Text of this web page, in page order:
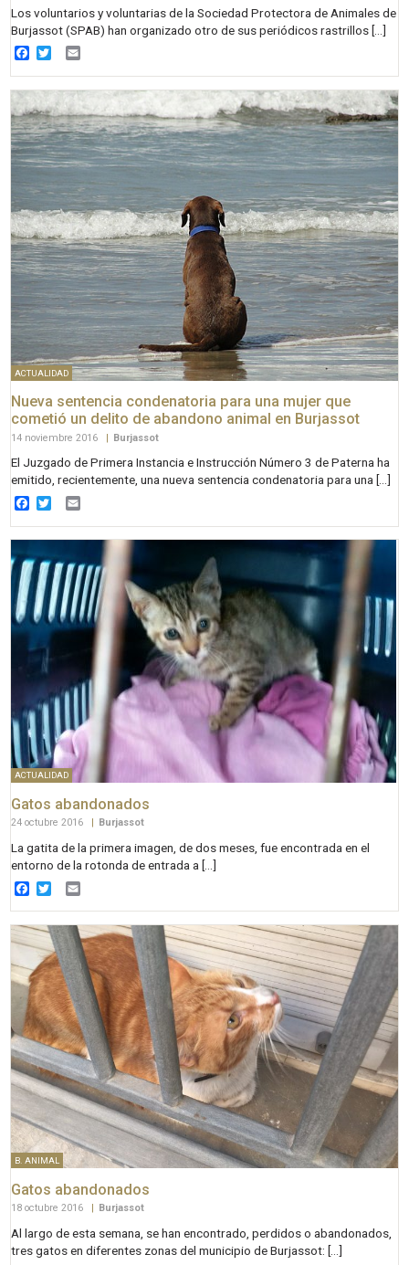
Los voluntarios y voluntarias de la Sociedad Protectora de Animales de
Burjassot (SPAB) han organizado otro de sus periódicos rastrillos […]
Facebook
Twitter
ACTUALIDAD
Nueva sentencia condenatoria para una mujer que
cometió un delito de abandono animal en Burjassot
14 noviembre 2016 | Burjassot
El Juzgado de Primera Instancia e Instrucción Número 3 de Paterna ha
emitido, recientemente, una nueva sentencia condenatoria para una […]
Facebook
Twitter
ACTUALIDAD
Gatos abandonados
24 octubre 2016 Burjassot
La gatita de la primera imagen, de dos meses, fue encontrada en el
entorno de la rotonda de entrada a […]
Facebook
Twitter
B. ANIMAL
Gatos abandonados
18 octubre 2016 | Burjassot
Al largo de esta semana, se han encontrado, perdidos o abandonados,
tres gatos en diferentes zonas del municipio de Burjassot: […]